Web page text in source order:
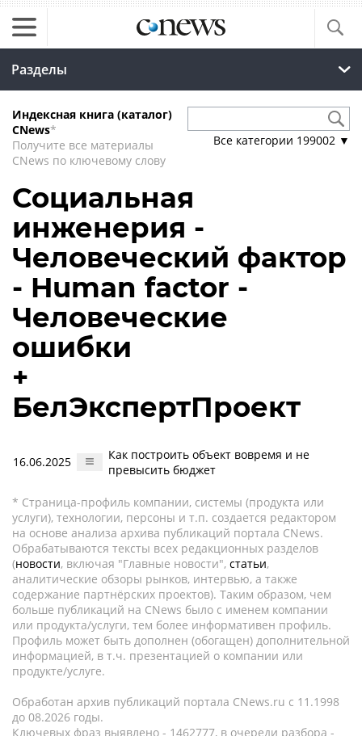
Разделы
Индексная книга (каталог)
CNews*
Получите все материалы
CNews по ключевому слову
Все категории 199002 ▼
Социальная
инженерия -
Человеческий фактор
- Human factor -
Человеческие
ошибки
+
БелЭкспертПроект
16.06.2025
Как построить объект вовремя и не
превысить бюджет
* Страница-профиль компании, системы (продукта или
услуги), технологии, персоны и т.п. создается редактором
на основе анализа архива публикаций портала CNews.
Обрабатываются тексты всех редакционных разделов
(новости, включая "Главные новости", статьи,
аналитические обзоры рынков, интервью, а также
содержание партнёрских проектов). Таким образом, чем
больше публикаций на CNews было с именем компании
или продукта/услуги, тем более информативен профиль.
Профиль может быть дополнен (обогащен) дополнительной
информацией, в т.ч. презентацией о компании или
продукте/услуге.
Обработан архив публикаций портала CNews.ru c 11.1998
до 08.2026 годы.
Ключевых фраз выявлено - 1462777, в очереди разбора -